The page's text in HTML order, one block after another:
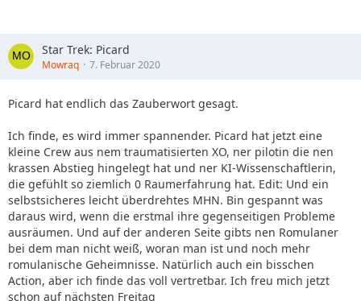
Star Trek: Picard
Mowraq 7. Februar 2020
Picard hat endlich das Zauberwort gesagt.
Ich finde, es wird immer spannender. Picard hat jetzt eine
kleine Crew aus nem traumatisierten XO, ner pilotin die nen
krassen Abstieg hingelegt hat und ner KI-Wissenschaftlerin,
die gefühlt so ziemlich 0 Raumerfahrung hat. Edit: Und ein
selbstsicheres leicht überdrehtes MHN. Bin gespannt was
daraus wird, wenn die erstmal ihre gegenseitigen Probleme
ausräumen. Und auf der anderen Seite gibts nen Romulaner
bei dem man nicht weiß, woran man ist und noch mehr
romulanische Geheimnisse. Natürlich auch ein bisschen
Action, aber ich finde das voll vertretbar. Ich freu mich jetzt
schon auf nächsten Freitag